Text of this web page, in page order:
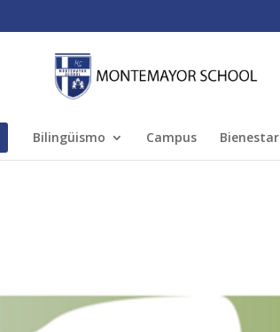
Bilingüismo Campus Bienestar